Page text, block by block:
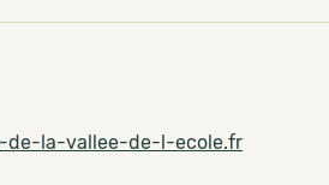
la-vallee-de-l-ecole.fr